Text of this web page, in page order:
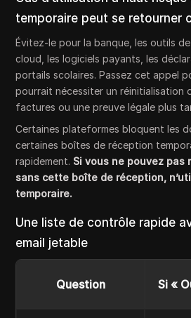
temporaire peut se retourner
Évitez-le pour la banque, les outils
cloud, les logiciels payants, les
portails scolaires. Passez cet appel
pourrait nécessiter un réinitialisation
factures ou une preuve légale plus
Certaines plateformes bloquent les
certaines boîtes de réception
rapidement. Si vous ne pouvez pas
sans cette boîte de réception,
temporaire.
Une liste de contrôle rapide
email jetable
Question Si «